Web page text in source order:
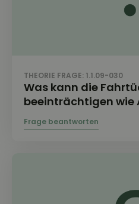
THEORIE FRAGE: 1.1.09-030
Was kann die
beeinträchtigen wie